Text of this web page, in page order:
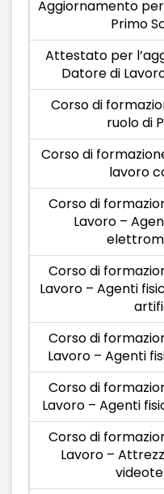
Aggiornamento
Primo
Attestato per
Datore di
Corso di
ruolo di
Corso di
lavoro
Corso di
Lavoro –
Corso di
Lavoro – Agenti
Corso di
Lavoro – Agenti
Corso di
Lavoro – Agenti
Corso di
Lavoro –